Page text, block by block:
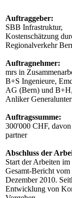
Auftraggeber:
SBB Infrastruktur,
Kostenschätzung
Regionalverkehr
Auftragnehmer:
mrs in
B+S Ingenieure,
AG (Bern) und
Anliker
Auftragssumme:
300'000 CHF,
partner
Abschluss der
Start der Arbeiten im
Gesamt-Bericht vom
Dezember 2010.
Entwicklung von